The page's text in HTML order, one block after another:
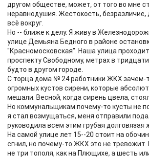
другом обществе, может, от того во мне
неравнодушия. Жестокость, безразличие,
всё вокруг.
Но -- ближе к делу. Я живу в
улице Демьяна Бедного в районе
"Красномосковская". Наша улица
проспекту Свободному, метрах в
будто в другом городе.
С торца дома № 24 работники ЖКХ зачем-
огромных кустов сирени, которые
мешали. Весной, когда сирень цвела,
Но коммунальщикам почему-то кусты не
я стал возмущаться, меня отправили
руководила всем этим грубая долговязая
На самой улице лет 15--20 стоит на
сгнил, но почему-то ЖКХ это не
не три тополя, как на Плющихе, а шесть